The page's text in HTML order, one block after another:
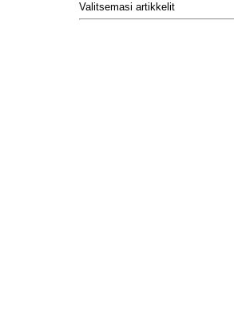
Valitsemasi artikkelit